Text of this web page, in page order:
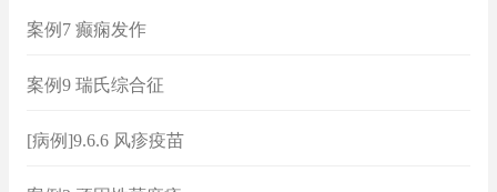
案例7 癫痫发作
案例9 瑞氏综合征
[病例]9.6.6 风疹疫苗